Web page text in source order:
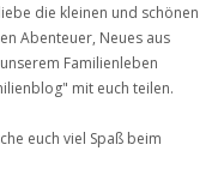
die kleinen und schönen
Abenteuer, Neues aus
Familienleben
mit euch teilen.
euch viel Spaß beim